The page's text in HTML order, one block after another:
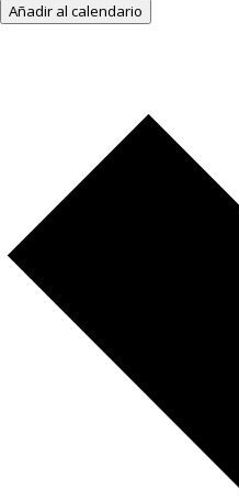
Añadir al calendario